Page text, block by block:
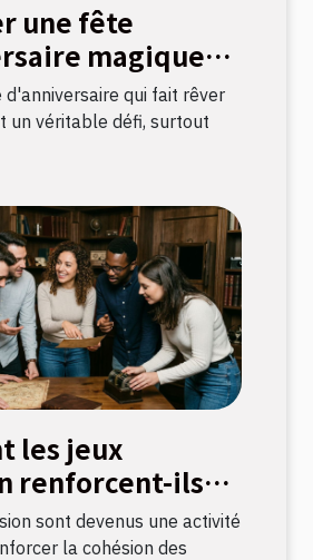
une fête
magique
chasse au trésor
licorne
d'anniversaire qui fait rêver
un véritable défi, surtout
les jeux
renforcent-ils
?
sont devenus une activité
la cohésion des